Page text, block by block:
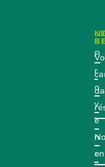
P
r
o
v
e
n
c